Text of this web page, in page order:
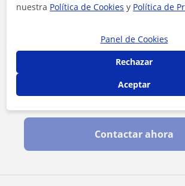
Al hacer clic, aceptas nuestroaviso legaly de
Contactar ahora
nuestra Política de Cookies y Política de
Panel de Cookies
Rechazar
Aceptar